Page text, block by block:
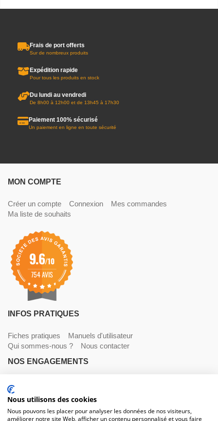
Frais de port offerts
Sur de nombreux produits
Expédition rapide
Pour tous les produits en stock
Du lundi au vendredi
De 8h00 à 12h00 et de 13h45 à 17h30
Paiement 100% sécurisé
Un paiement en ligne en toute sécurité
MON COMPTE
Créer un compte Connexion
Mes commandes
Ma liste de souhaits
9.6/10
754 AVIS
INFOS PRATIQUES
Fiches pratiques
Manuels d'utilisateur
Qui sommes-nous ?
Nous contacter
NOS ENGAGEMENTS
Livraisons
NOS COORDONNÉES
Nous utilisons des cookies
Nous pouvons les placer pour analyser les données de nos visiteurs,
améliorer notre site Web, afficher un contenu personnalisé et vous faire